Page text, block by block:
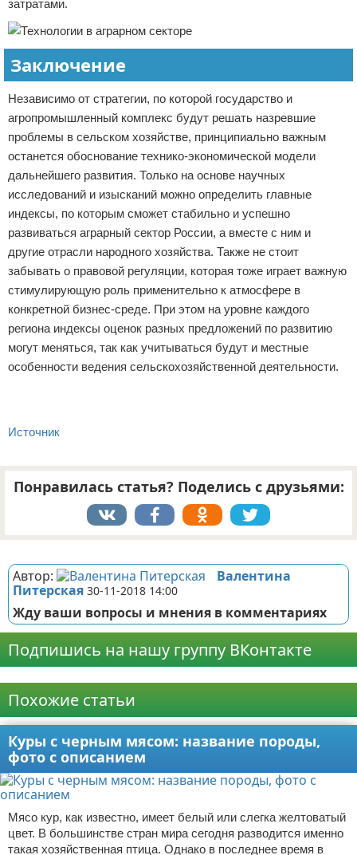
затратами.
Заключение
Независимо от стратегии, по которой государство и
агропромышленный комплекс будут решать назревшие
проблемы в сельском хозяйстве, принципиально важным
останется обоснование технико-экономической модели
дальнейшего развития. Только на основе научных
исследований и изысканий можно определить главные
индексы, по которым сможет стабильно и успешно
развиваться аграрный сектор России, а вместе с ним и
другие отрасли народного хозяйства. Также не стоит
забывать о правовой регуляции, которая тоже играет важную
стимулирующую роль применительно к атмосфере в
конкретной бизнес-среде. При этом на уровне каждого
региона индексы оценок разных предложений по развитию
могут меняться, так как учитываться будут и местные
особенности ведения сельскохозяйственной деятельности.
Источник
Понравилась статья? Поделись с друзьями:
Автор:
Валентина
Питерская 30-11-2018 14:00
Жду ваши вопросы и мнения в комментариях
Подпишись на нашу группу ВКонтакте
Похожие статьи
Куры с черным мясом: название породы,
фото с описанием
Мясо кур, как известно, имеет белый или слегка желтоватый
цвет. В большинстве стран мира сегодня разводится именно
такая хозяйственная птица. Однако в последнее время в